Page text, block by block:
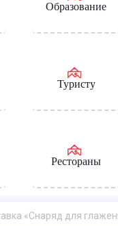
Образование
Туристу
Рестораны
«Снаряд для